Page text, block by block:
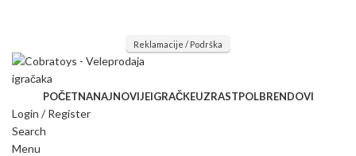
Reklamacije / Podrška
POČETNANAJNOVIJEIGRAČKEUZRASTPOLBRENDOVI
Login / Register
Search
Menu